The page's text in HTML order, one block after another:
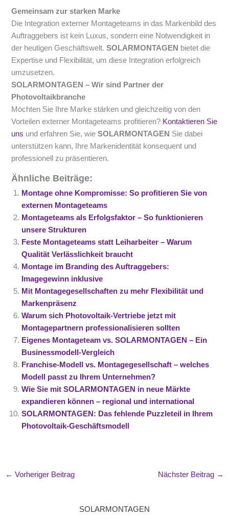
Gemeinsam zur starken Marke
Die Integration externer Montageteams in das Markenbild des
Auftraggebers ist kein Luxus, sondern eine Notwendigkeit in
der heutigen Geschäftswelt.SOLARMONTAGEN bietet die
Expertise und Flexibilität, um diese Integration erfolgreich
umzusetzen.
SOLARMONTAGEN – Wir sind Partner der
Photovoltaikbranche
Möchten Sie Ihre Marke stärken und gleichzeitig von den
Vorteilen externer Montageteams profitieren? Kontaktieren Sie
uns und erfahren Sie, wieSOLARMONTAGEN Sie dabei
unterstützen kann, Ihre Markenidentität konsequent und
professionell zu präsentieren.
Ähnliche Beiträge:
Montage ohne Kompromisse: So profitieren Sie von
externen Montageteams
Montageteams als Erfolgsfaktor – So funktionieren
unsere Strukturen
Feste Montageteams statt Leiharbeiter – Warum
Qualität Verlässlichkeit braucht
Montage im Branding des Auftraggebers:
Imagegewinn inklusive
Mit Montagegesellschaften zu mehr Flexibilität und
Markenpräsenz
Warum sich Photovoltaik-Vertriebe jetzt mit
Montagepartnern professionalisieren sollten
Eigenes Montageteam vs. SOLARMONTAGEN – Ein
Businessmodell-Vergleich
Franchise-Modell vs. Montagegesellschaft – welches
Modell passt zu Ihrem Unternehmen?
Wie Sie mit SOLARMONTAGEN in neue Märkte
expandieren können – regional und international
SOLARMONTAGEN: Das fehlende Puzzleteil in Ihrem
Photovoltaik-Geschäftsmodell
← Vorheriger Beitrag Nächster Beitrag →
SOLARMONTAGEN